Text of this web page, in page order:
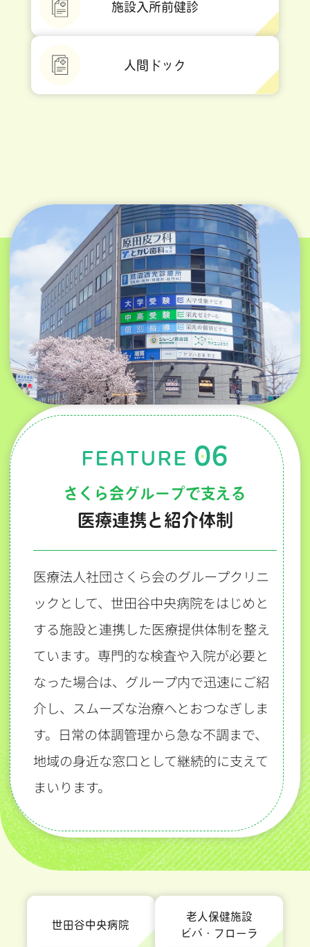
施設入所前健診
人間ドック
さくら会グループで支える
医療連携と紹介体制
医療法人社団さくら会のグループクリニ
ックとして、世田谷中央病院をはじめと
する施設と連携した医療提供体制を整え
ています。専門的な検査や入院が必要と
なった場合は、グループ内で迅速にご紹
介し、スムーズな治療へとおつなぎしま
す。日常の体調管理から急な不調まで、
地域の身近な窓口として継続的に支えて
まいります。
世田谷中央病院
老人保健施設
ビバ・フローラ